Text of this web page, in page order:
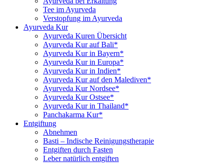
Tee im Ayurveda
Verstopfung im Ayurveda
Ayurveda Kur
Ayurveda Kuren Übersicht
Ayurveda Kur auf Bali*
Ayurveda Kur in Bayern*
Ayurveda Kur in Europa*
Ayurveda Kur in Indien*
Ayurveda Kur auf den Malediven*
Ayurveda Kur Nordsee*
Ayurveda Kur Ostsee*
Ayurveda Kur in Thailand*
Panchakarma Kur*
Entgiftung
Abnehmen
Basti – Indische Reinigungstherapie
Entgiften durch Fasten
Leber natürlich entgiften